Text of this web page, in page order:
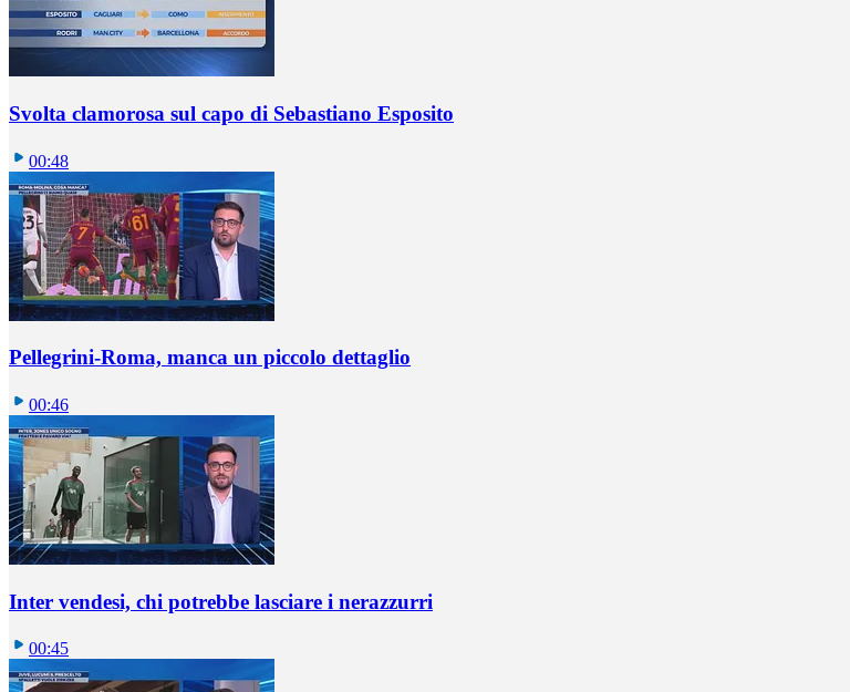
Svolta clamorosa sul capo di Sebastiano Esposito
00:48
Pellegrini-Roma, manca un piccolo dettaglio
00:46
Inter vendesi, chi potrebbe lasciare i nerazzurri
00:45